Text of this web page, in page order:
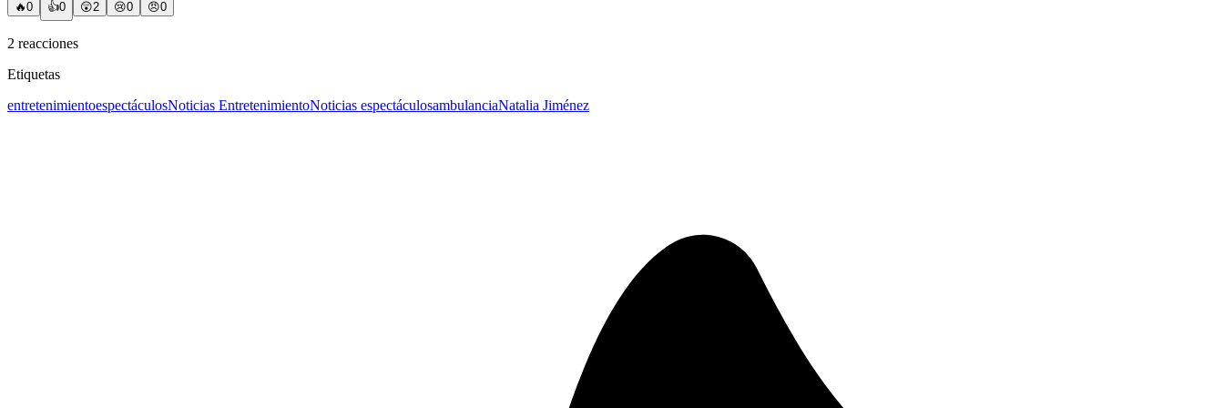
🔥0 👍0 😲2 😢0 😠0
2 reacciones
Etiquetas
entretenimientoespectáculosNoticias EntretenimientoNoticias espectáculosambulanciaNatalia Jiménez